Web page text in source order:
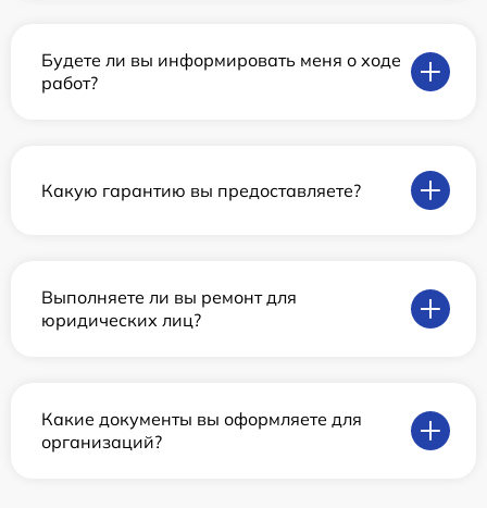
Будете ли вы информировать меня о ходе
работ?
Какую гарантию вы предоставляете?
Выполняете ли вы ремонт для
юридических лиц?
Какие документы вы оформляете для
организаций?